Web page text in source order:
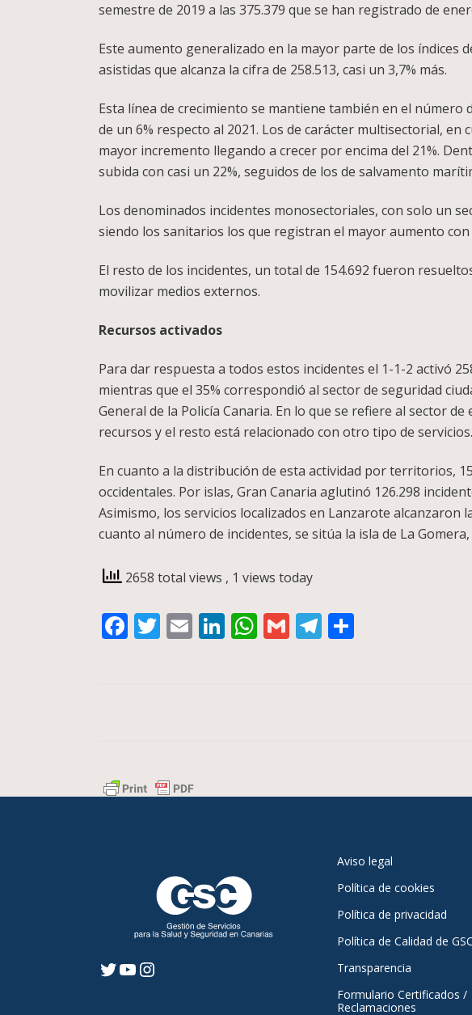
semestre de 2019 a las 375.379 que se han registrado de
Este aumento generalizado en la mayor parte de los índices
asistidas que alcanza la cifra de 258.513, casi un 3,7% más.
Esta línea de crecimiento se mantiene también en el
de un 6% respecto al 2021. Los de carácter multisectorial,
mayor incremento llegando a crecer por encima del 21%.
subida con casi un 22%, seguidos de los de salvamento
Los denominados incidentes monosectoriales, con solo un
siendo los sanitarios los que registran el mayor aumento con
El resto de los incidentes, un total de 154.692 fueron
movilizar medios externos.
Recursos activados
Para dar respuesta a todos estos incidentes el 1-1-2 activó
mientras que el 35% correspondió al sector de seguridad
General de la Policía Canaria. En lo que se refiere al sector
recursos y el resto está relacionado con otro tipo de servicios.
En cuanto a la distribución de esta actividad por territorios,
occidentales. Por islas, Gran Canaria aglutinó 126.298
Asimismo, los servicios localizados en Lanzarote alcanzaron
cuanto al número de incidentes, se sitúa la isla de La
2658 total views , 1 views today
Facebook
Twitter
EmailLinkedIn
WhatsApp
GmailTelegram
Twitter
YouTube
Instagram
Aviso legal
Política de cookies
Política de privacidad
Política de Calidad de GSC
Transparencia
Formulario Certificados /
Reclamaciones